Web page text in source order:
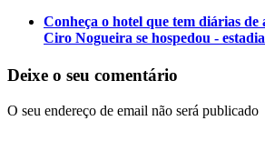
Conheça o hotel que tem diárias de
Ciro Nogueira se hospedou -
Deixe o seu comentário
O seu endereço de email não será publicado